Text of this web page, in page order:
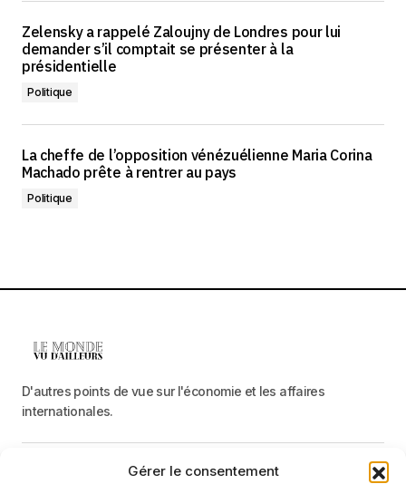
Gérer le consentement
Zelensky a rappelé Zaloujny de Londres pour lui
demander s’il comptait se présenter à la
présidentielle
Politique
La cheffe de l’opposition vénézuélienne Maria Corina
Machado prête à rentrer au pays
Politique
D'autres points de vue sur l'économie et les affaires
internationales.